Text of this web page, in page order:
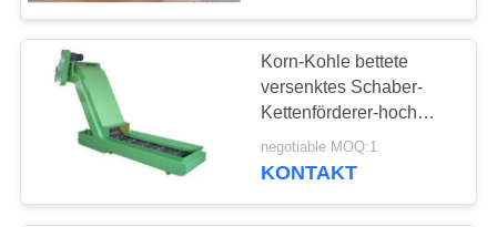
FABRIK-
AUSFLUG
QUALITÄTSKONTROLLE
TRETEN
Granitoberflächenplatte
153
Korn-Kohle bettete
versenktes Schaber-
Kettenförderer-hoch
anheben lärmarm ein
negotiable MOQ:1
KONTAKT